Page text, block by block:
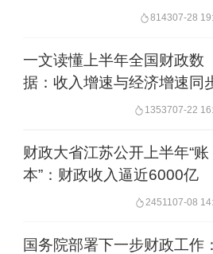
产拉动增值税维持正增
企业成本降低，利润
《公平竞争条例》发布
少了地方税收竞争对税
“从4月份财政收支数
出力度还是收入恢复均
814307-28
一文读懂上半年全国财政数
据：收入增速与经济增速同
1353707-22
财政大省江苏公开上半年“账
本”：财政收入逼近6000亿
2451107-08
国务院部署下一步财政工作：